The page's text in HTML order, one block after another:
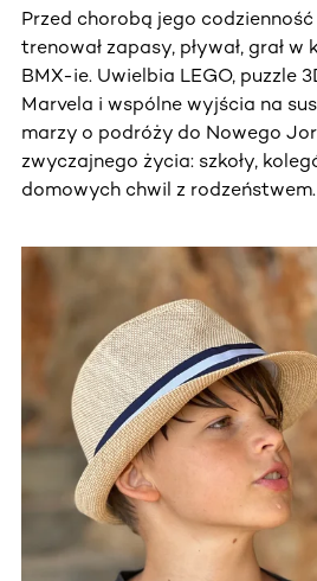
Przed chorobą jego codzienność
trenował zapasy, pływał, grał w
BMX-ie. Uwielbia LEGO, puzzle
Marvela i wspólne wyjścia na
marzy o podróży do Nowego
zwyczajnego życia: szkoły,
domowych chwil z rodzeństwem.